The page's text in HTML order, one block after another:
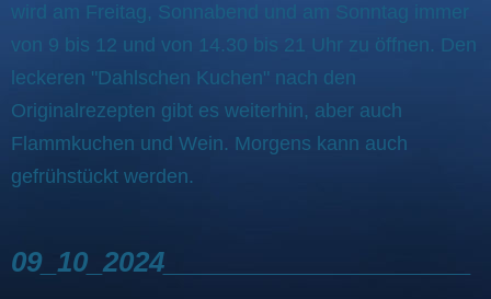
wird am Freitag, Sonnabend und am Sonntag immer
von 9 bis 12 und von 14.30 bis 21 Uhr zu öffnen. Den
leckeren "Dahlschen Kuchen" nach den
Originalrezepten gibt es weiterhin, aber auch
Flammkuchen und Wein. Morgens kann auch
gefrühstückt werden.
09_10_2024____________________